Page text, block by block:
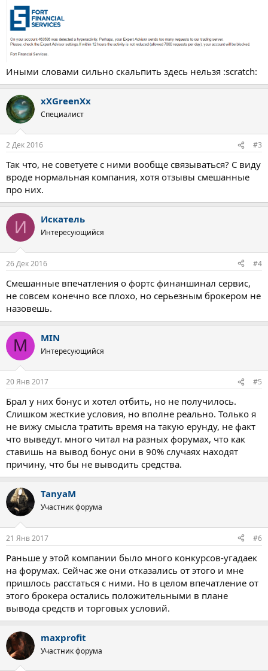
Иными словами сильно скальпить здесь нельзя :scratch:
xXGreenXx
Специалист
2 Дек 2016 #3
Так что, не советуете с ними вообще связываться? С виду
вроде нормальная компания, хотя отзывы смешанные
про них.
И Искатель
Интересующийся
26 Дек 2016 #4
Смешанные впечатления о фортс финаншинал сервис,
не совсем конечно все плохо, но серьезным брокером не
назовешь.
M MIN
Интересующийся
20 Янв 2017 #5
Брал у них бонус и хотел отбить, но не получилось.
Слишком жесткие условия, но вполне реально. Только я
не вижу смысла тратить время на такую ерунду, не факт
что выведут. много читал на разных форумах, что как
ставишь на вывод бонус они в 90% случаях находят
причину, что бы не выводить средства.
TanyaM
Участник форума
21 Янв 2017 #6
Раньше у этой компании было много конкурсов-угадаек
на форумах. Сейчас же они отказались от этого и мне
пришлось расстаться с ними. Но в целом впечатление от
этого брокера остались положительными в плане
вывода средств и торговых условий.
maxprofit
Участник форума